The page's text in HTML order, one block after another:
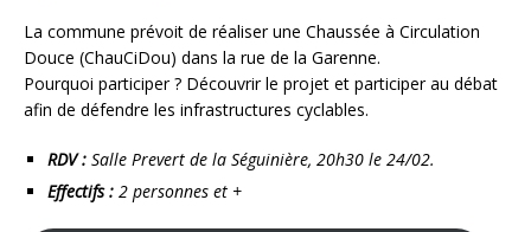
La commune prévoit de réaliser une Chaussée à Circulation
Douce (ChauCiDou) dans la rue de la Garenne.
Pourquoi participer ? Découvrir le projet et participer au débat
afin de défendre les infrastructures cyclables.
RDV : Salle Prevert de la Séguinière, 20h30 le 24/02.
Effectifs : 2 personnes et +